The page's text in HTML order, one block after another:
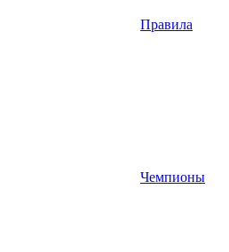
Правила
Чемпионы